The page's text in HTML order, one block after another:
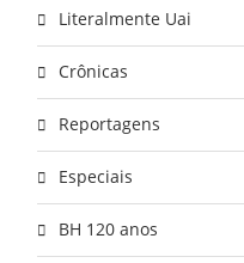
Literalmente Uai
Crônicas
Reportagens
Especiais
BH 120 anos